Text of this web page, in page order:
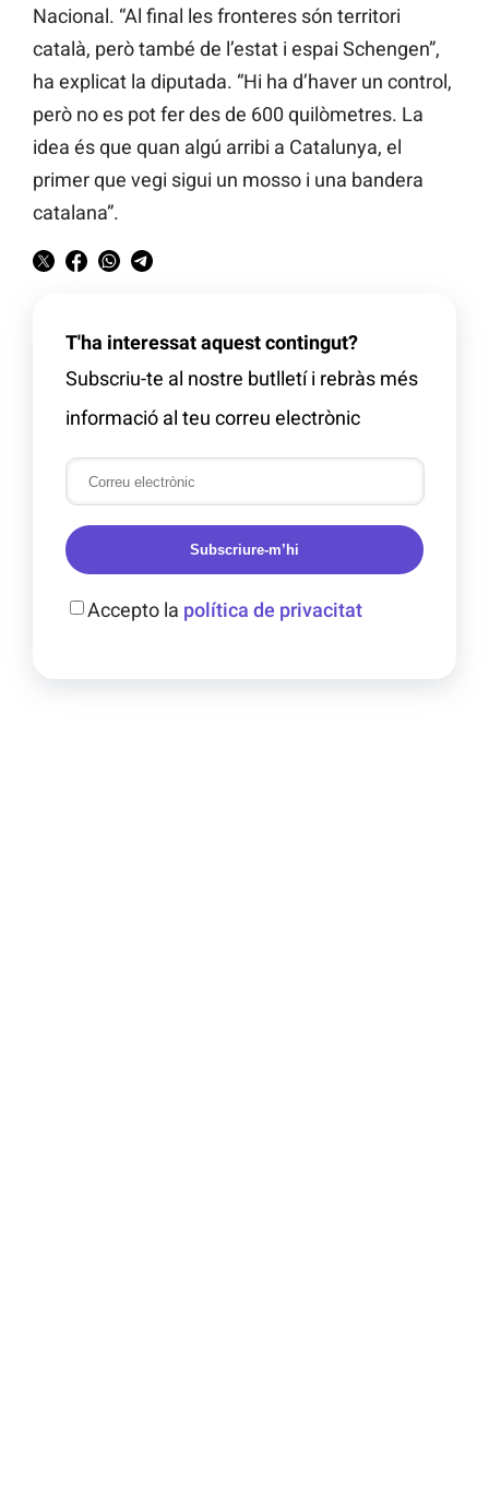
Nacional. “Al final les fronteres són territori
català, però també de l’estat i espai Schengen”,
ha explicat la diputada. “Hi ha d’haver un control,
però no es pot fer des de 600 quilòmetres. La
idea és que quan algú arribi a Catalunya, el
primer que vegi sigui un mosso i una bandera
catalana”.
T'ha interessat aquest contingut?
Subscriu-te al nostre butlletí i rebràs més
informació al teu correu electrònic
Subscriure-m’hi
Accepto la política de privacitat